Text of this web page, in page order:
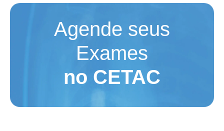
Agende seus
Exames
no CETAC